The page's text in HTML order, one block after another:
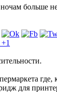
больше
+1
где,
для